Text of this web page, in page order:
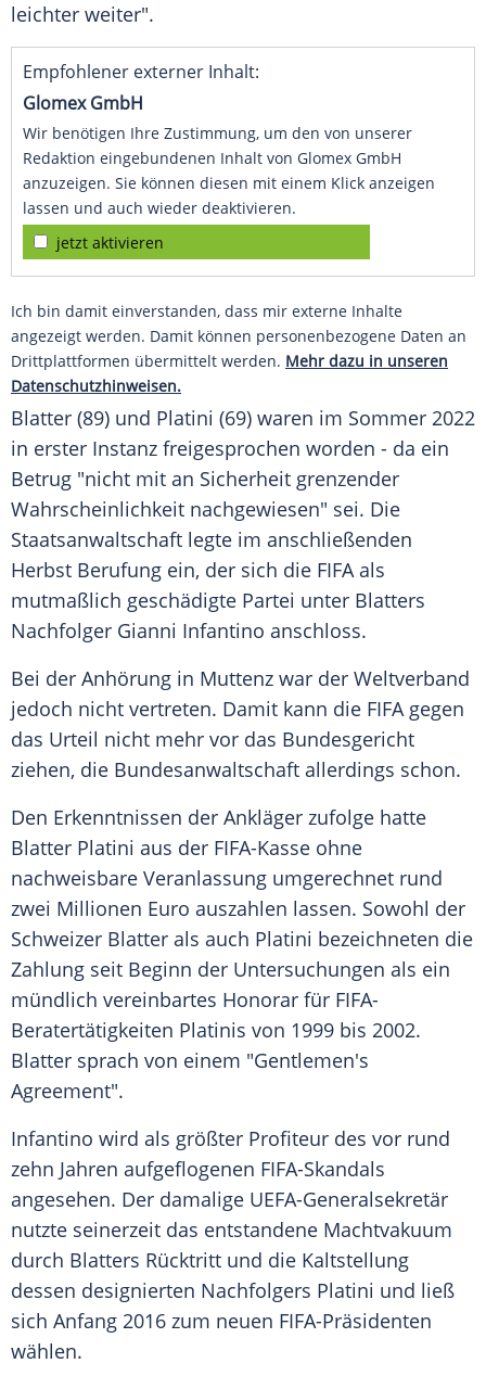
leichter weiter".
Empfohlener externer Inhalt:
Glomex GmbH
Wir benötigen Ihre Zustimmung, um den von unserer
Redaktion eingebundenen Inhalt von Glomex GmbH
anzuzeigen. Sie können diesen mit einem Klick anzeigen
lassen und auch wieder deaktivieren.
jetzt aktivieren
Ich bin damit einverstanden, dass mir externe Inhalte
angezeigt werden. Damit können personenbezogene Daten an
Drittplattformen übermittelt werden. Mehr dazu in unseren
Datenschutzhinweisen.
Blatter (89) und Platini (69) waren im Sommer 2022
in erster Instanz freigesprochen worden - da ein
Betrug "nicht mit an Sicherheit grenzender
Wahrscheinlichkeit nachgewiesen" sei. Die
Staatsanwaltschaft legte im anschließenden
Herbst Berufung ein, der sich die FIFAals
mutmaßlich geschädigte Partei unter Blatters
Nachfolger Gianni Infantino anschloss.
Bei der Anhörung in Muttenz war der Weltverband
jedoch nicht vertreten. Damit kann die FIFAgegen
das Urteil nicht mehr vor das Bundesgericht
ziehen, die Bundesanwaltschaft allerdings schon.
Den Erkenntnissen der Ankläger zufolge hatte
Blatter Platini aus der FIFA-Kasse ohne
nachweisbare Veranlassung umgerechnet rund
zwei Millionen Euro auszahlen lassen. Sowohl der
Schweizer Blatter als auch Platini bezeichneten die
Zahlung seit Beginn der Untersuchungen als ein
mündlich vereinbartes Honorar für FIFA-
Beratertätigkeiten Platinis von 1999 bis 2002.
Blatter sprach von einem "Gentlemen's
Agreement".
Infantino wird als größter Profiteur des vor rund
zehn Jahren aufgeflogenen FIFA-Skandals
angesehen. Der damalige UEFA-Generalsekretär
nutzte seinerzeit das entstandene Machtvakuum
durch Blatters Rücktritt und die Kaltstellung
dessen designierten Nachfolgers Platini und ließ
sich Anfang 2016 zum neuen FIFA-Präsidenten
wählen.